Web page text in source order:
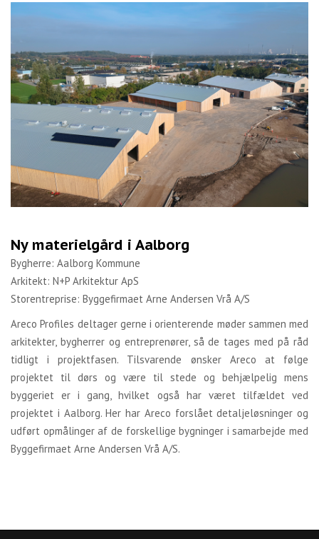
Ny materielgård i Aalborg
Bygherre: Aalborg Kommune
Arkitekt: N+P Arkitektur ApS
Storentreprise: Byggefirmaet Arne Andersen Vrå A/S
Areco Profiles deltager gerne i orienterende møder sammen med
arkitekter, bygherrer og entreprenører, så de tages med på råd
tidligt i projektfasen. Tilsvarende ønsker Areco at følge
projektet til dørs og være til stede og behjælpelig mens
byggeriet er i gang, hvilket også har været tilfældet ved
projektet i Aalborg. Her har Areco forslået detaljeløsninger og
udført opmålinger af de forskellige bygninger i samarbejde med
Byggefirmaet Arne Andersen Vrå A/S.